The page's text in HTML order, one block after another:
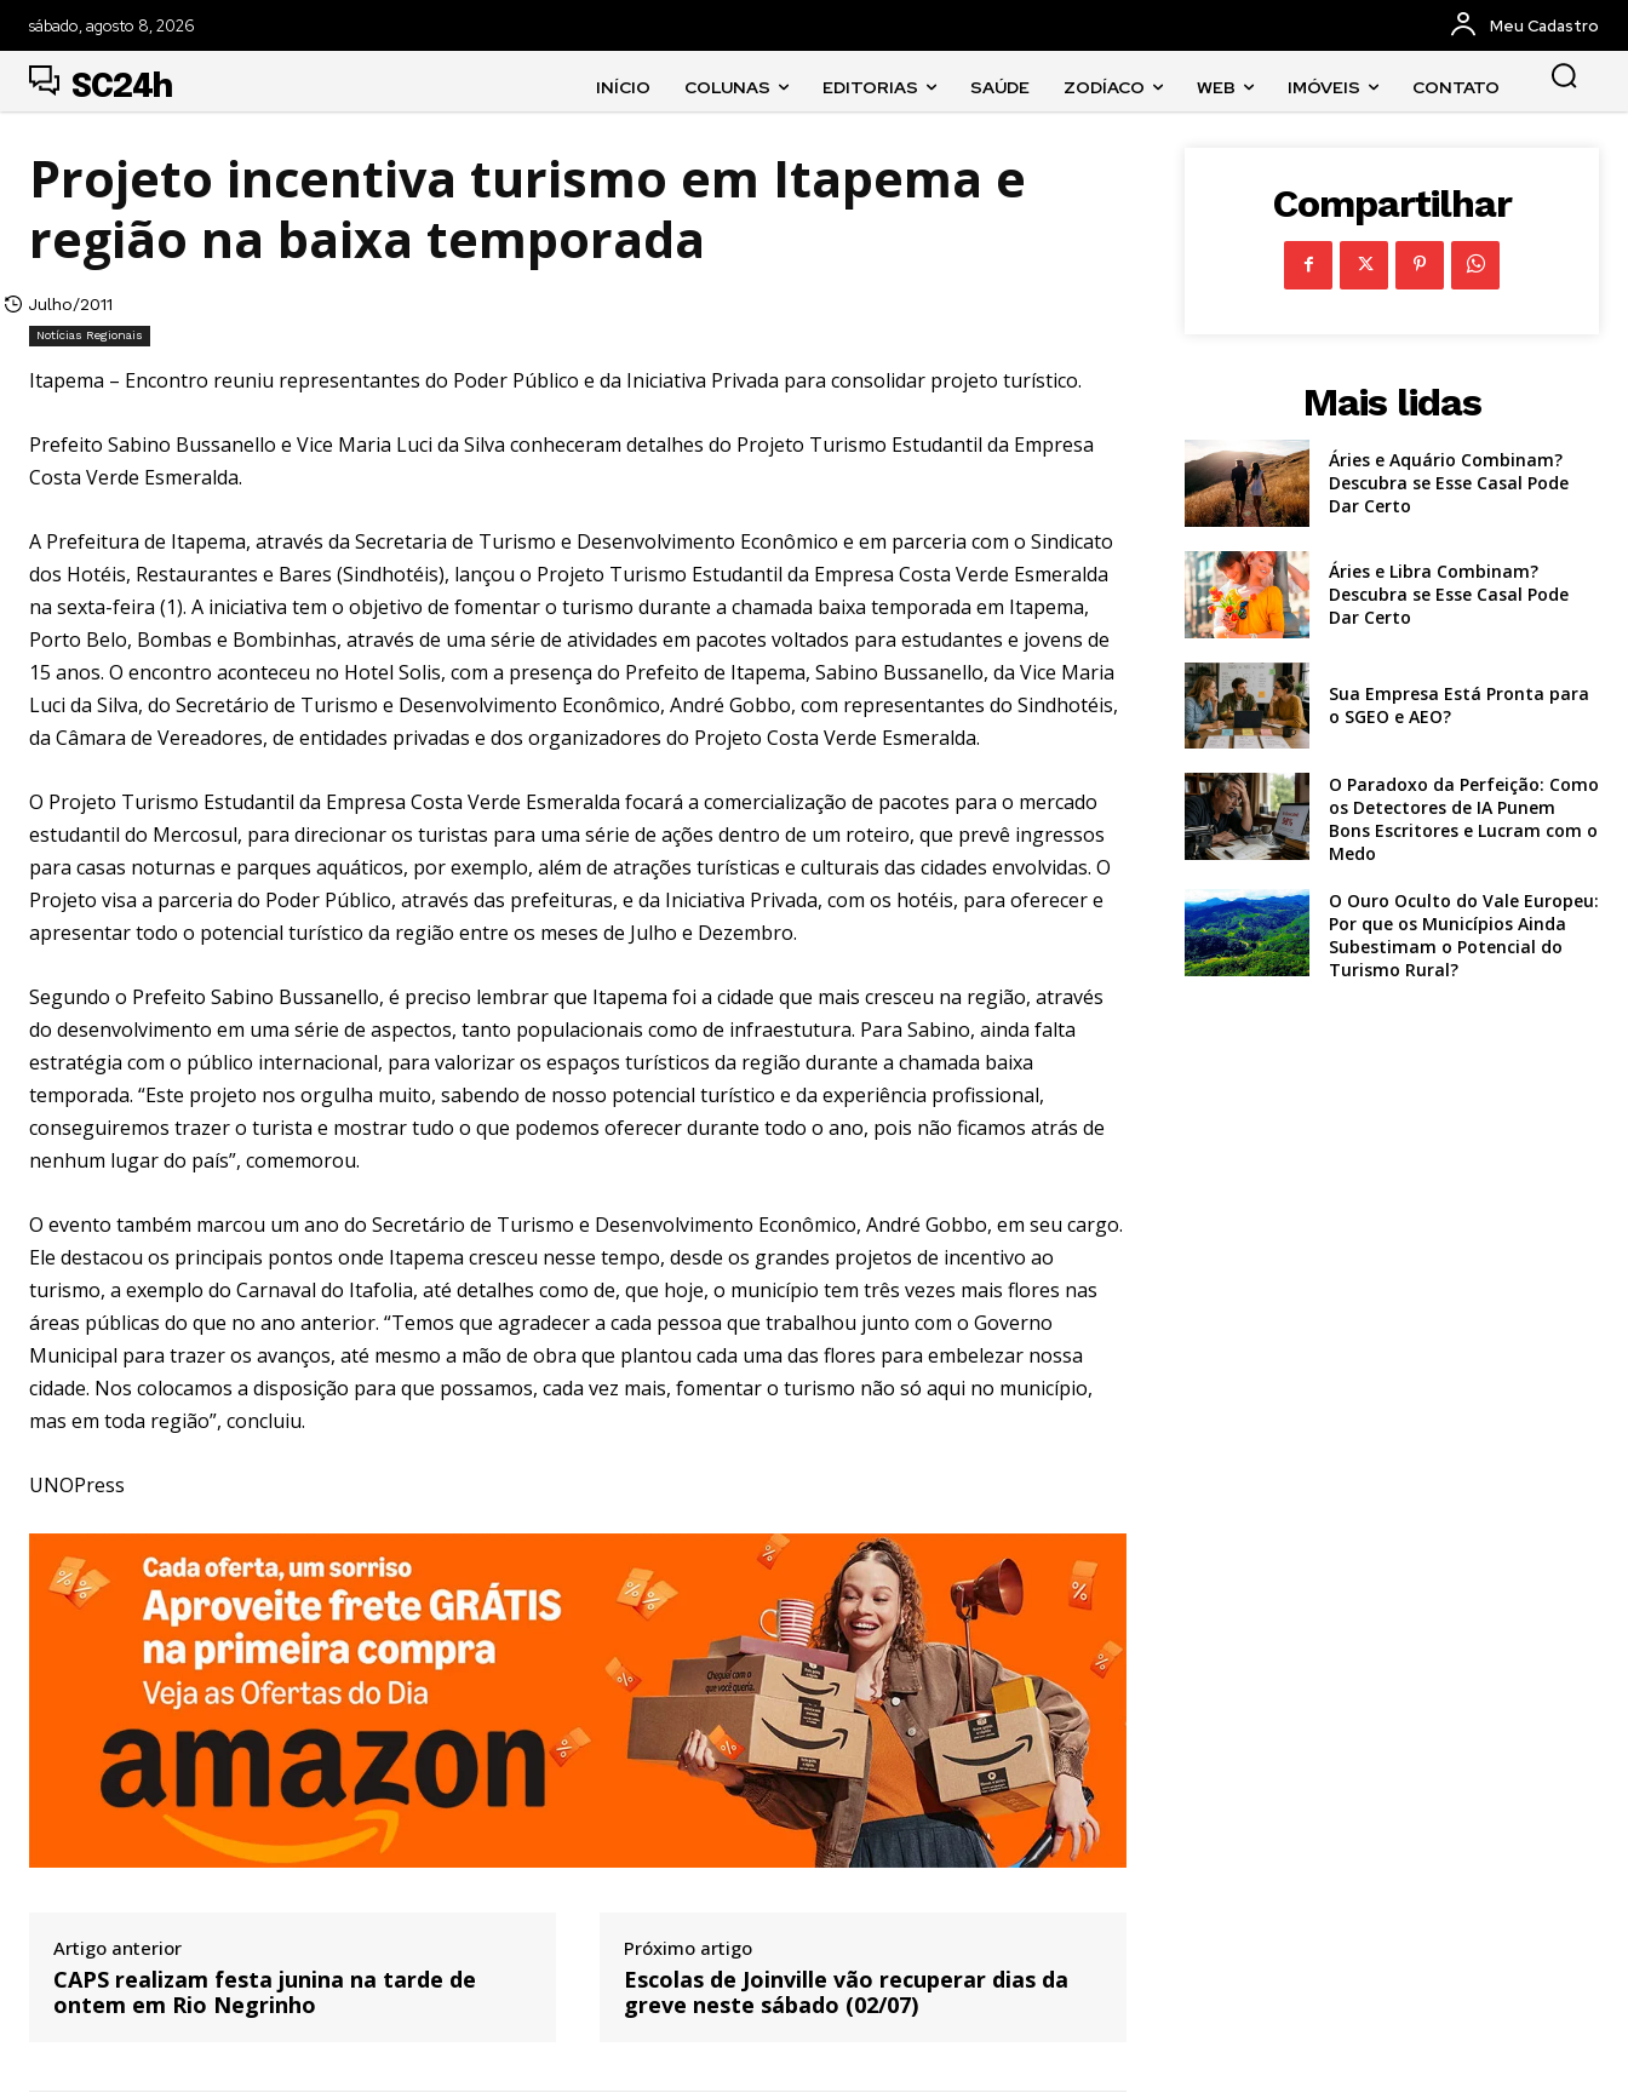
sábado, agosto 8, 2026 Meu Cadastro
SC24h INÍCIO COLUNAS EDITORIAS SAÚDE ZODÍACO WEB IMÓVEIS CONTATO
Projeto incentiva turismo em Itapema e
região na baixa temporada
Julho/2011
Notícias Regionais
Itapema – Encontro reuniu representantes do Poder Público e da Iniciativa Privada para consolidar projeto turístico.
Prefeito Sabino Bussanello e Vice Maria Luci da Silva conheceram detalhes do Projeto Turismo Estudantil da Empresa
Costa Verde Esmeralda.
A Prefeitura de Itapema, através da Secretaria de Turismo e Desenvolvimento Econômico e em parceria com o Sindicato
dos Hotéis, Restaurantes e Bares (Sindhotéis), lançou o Projeto Turismo Estudantil da Empresa Costa Verde Esmeralda
na sexta-feira (1). A iniciativa tem o objetivo de fomentar o turismo durante a chamada baixa temporada em Itapema,
Porto Belo, Bombas e Bombinhas, através de uma série de atividades em pacotes voltados para estudantes e jovens de
15 anos. O encontro aconteceu no Hotel Solis, com a presença do Prefeito de Itapema, Sabino Bussanello, da Vice Maria
Luci da Silva, do Secretário de Turismo e Desenvolvimento Econômico, André Gobbo, com representantes do Sindhotéis,
da Câmara de Vereadores, de entidades privadas e dos organizadores do Projeto Costa Verde Esmeralda.
O Projeto Turismo Estudantil da Empresa Costa Verde Esmeralda focará a comercialização de pacotes para o mercado
estudantil do Mercosul, para direcionar os turistas para uma série de ações dentro de um roteiro, que prevê ingressos
para casas noturnas e parques aquáticos, por exemplo, além de atrações turísticas e culturais das cidades envolvidas. O
Projeto visa a parceria do Poder Público, através das prefeituras, e da Iniciativa Privada, com os hotéis, para oferecer e
apresentar todo o potencial turístico da região entre os meses de Julho e Dezembro.
Segundo o Prefeito Sabino Bussanello, é preciso lembrar que Itapema foi a cidade que mais cresceu na região, através
do desenvolvimento em uma série de aspectos, tanto populacionais como de infraestutura. Para Sabino, ainda falta
estratégia com o público internacional, para valorizar os espaços turísticos da região durante a chamada baixa
temporada. “Este projeto nos orgulha muito, sabendo de nosso potencial turístico e da experiência profissional,
conseguiremos trazer o turista e mostrar tudo o que podemos oferecer durante todo o ano, pois não ficamos atrás de
nenhum lugar do país”, comemorou.
O evento também marcou um ano do Secretário de Turismo e Desenvolvimento Econômico, André Gobbo, em seu cargo.
Ele destacou os principais pontos onde Itapema cresceu nesse tempo, desde os grandes projetos de incentivo ao
turismo, a exemplo do Carnaval do Itafolia, até detalhes como de, que hoje, o município tem três vezes mais flores nas
áreas públicas do que no ano anterior. “Temos que agradecer a cada pessoa que trabalhou junto com o Governo
Municipal para trazer os avanços, até mesmo a mão de obra que plantou cada uma das flores para embelezar nossa
cidade. Nos colocamos a disposição para que possamos, cada vez mais, fomentar o turismo não só aqui no município,
mas em toda região”, concluiu.
UNOPress
Artigo anterior
CAPS realizam festa junina na tarde de
ontem em Rio Negrinho
Próximo artigo
Escolas de Joinville vão recuperar dias da
greve neste sábado (02/07)
Compartilhar
Mais lidas
Áries e Aquário Combinam?
Descubra se Esse Casal Pode
Dar Certo
Áries e Libra Combinam?
Descubra se Esse Casal Pode
Dar Certo
Sua Empresa Está Pronta para
o SGEO e AEO?
O Paradoxo da Perfeição: Como
os Detectores de IA Punem
Bons Escritores e Lucram com o
Medo
O Ouro Oculto do Vale Europeu:
Por que os Municípios Ainda
Subestimam o Potencial do
Turismo Rural?